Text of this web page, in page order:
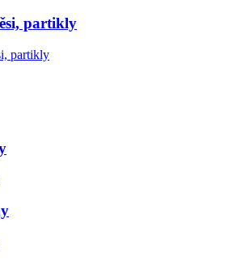
partikly